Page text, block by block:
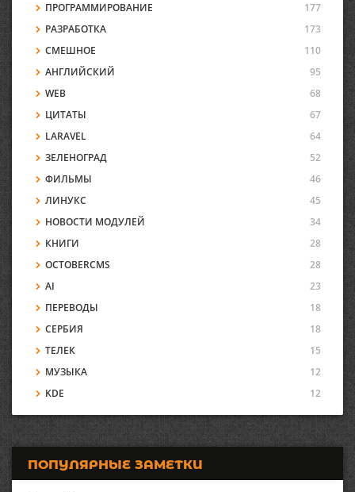
ПРОГРАММИРОВАНИЕ
177
РАЗРАБОТКА
173
СМЕШНОЕ
110
АНГЛИЙСКИЙ
95
WEB
68
ЦИТАТЫ
67
LARAVEL
64
ЗЕЛЕНОГРАД
52
ФИЛЬМЫ
46
ЛИНУКС
45
НОВОСТИ МОДУЛЕЙ
34
КНИГИ
28
OCTOBERCMS
28
AI
23
ПЕРЕВОДЫ
18
СЕРБИЯ
18
ТЕЛЕК
15
МУЗЫКА
12
KDE
12
ПОПУЛЯРНЫЕ ЗАМЕТКИ